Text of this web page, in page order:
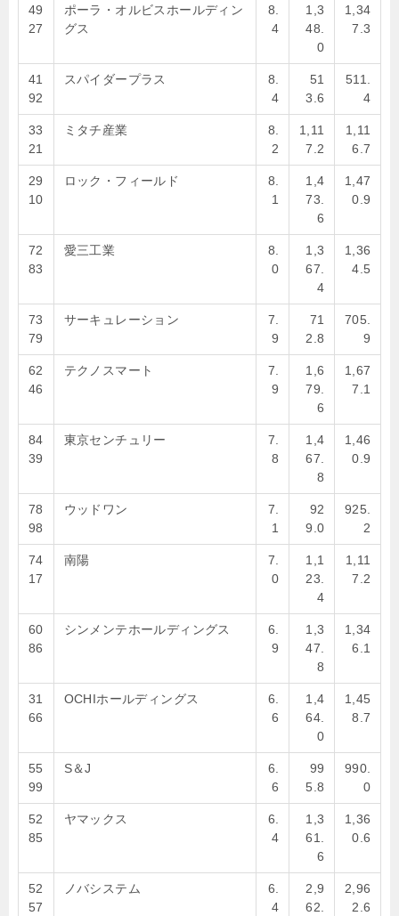
49
27
ポーラ・オルビスホールディン
グス
8.
4
1,3
48.
0
1,34
7.3
41
92
スパイダープラス
8.
4
51
3.6
511.
4
33
21
ミタチ産業
8.
2
1,11
7.2
1,11
6.7
29
10
ロック・フィールド
8.
1
1,4
73.
6
1,47
0.9
72
83
愛三工業
8.
0
1,3
67.
4
1,36
4.5
73
79
サーキュレーション
7.
9
71
2.8
705.
9
62
46
テクノスマート
7.
9
1,6
79.
6
1,67
7.1
84
39
東京センチュリー
7.
8
1,4
67.
8
1,46
0.9
78
98
ウッドワン
7.
1
92
9.0
925.
2
74
17
南陽
7.
0
1,1
23.
4
1,11
7.2
60
86
シンメンテホールディングス
6.
9
1,3
47.
8
1,34
6.1
31
66
OCHIホールディングス
6.
6
1,4
64.
0
1,45
8.7
55
99
S＆J
6.
6
99
5.8
990.
0
52
85
ヤマックス
6.
4
1,3
61.
6
1,36
0.6
52
57
ノバシステム
6.
4
2,9
62.
2,96
2.6